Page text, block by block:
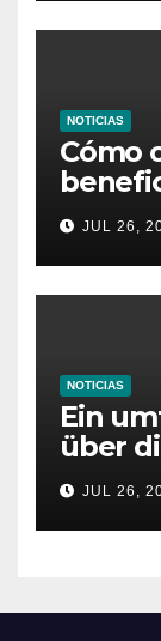
NOTICIAS
Cómo
bonus
JUL 26,
NOTICIAS
Ein
über
JUL 26,